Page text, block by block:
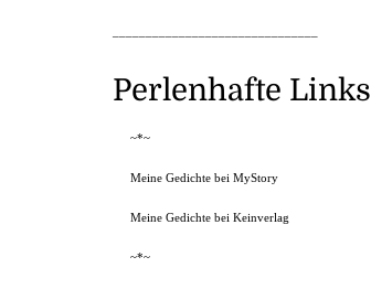
Perlenhafte Links
~*~
Meine Gedichte bei MyStory
Meine Gedichte bei Keinverlag
~*~